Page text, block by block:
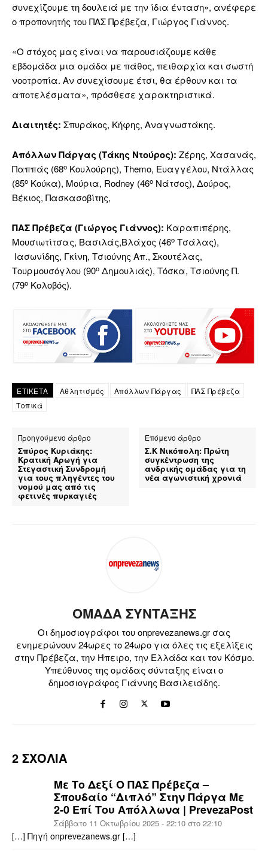
συνεχίζουμε τη δουλειά με την ίδια ένταση», ανέφερε
ο προπονητής του ΠΑΣ Πρέβεζα, Γιώργος Γιάννος.
«Ο στόχος μας είναι να παρουσιάζουμε κάθε
εβδομάδα μια ομάδα με πάθος, πειθαρχία και σωστή
νοοτροπία. Αν συνεχίσουμε έτσι, θα έρθουν και τα
αποτελέσματα», πρόσθεσε χαρακτηριστικά.
Διαιτητές: Σπυράκος, Κήφης, Αναγνωστάκης.
Απόλλων Πάργας (Τάκης Ντούρος): Ζέρης, Χασανάς,
Παππάς (68ο Κουλούρης), Themo, Ευαγγέλου, Ντάλλας
(85ο Κούκα), Μούρια, Rodney (46ο Νάτσος), Δούρος,
Βέκιος, Πασκασοβίτης,
ΠΑΣ Πρέβεζα (Γιώργος Γιάννος): Καραπιπέρης,
Μουσιωτίτσας, Βασιλάς,Βλάχος (46ο Τσάλας),
Ιασωνίδης, Γκίνη, Τσιούνης Απ., Σκουτέλας,
Τουρμουσόγλου (90ο Δημουλιάς), Τόσκα, Τσιούνης Π.
(79ο Κολοβός).
ΕΤΙΚΕΤΑ Αθλητισμός Απόλλων Πάργας
ΠΑΣ Πρέβεζα
Τοπικά
Προηγούμενο άρθρο
Σπύρος Κυριάκης:
Κρατική Αρωγή για
Στεγαστική Συνδρομή
για τους πληγέντες του
νομού μας από τις
φετινές πυρκαγιές
Επόμενο άρθρο
Σ.Κ Νικόπολη: Πρώτη
συγκέντρωση της
ανδρικής ομάδας για τη
νέα αγωνιστική χρονιά
ΟΜΑΔΑ ΣΥΝΤΑΞΗΣ
Οι δημοσιογράφοι του onprevezanews.gr σας
ενημερώνουν 24ωρες το 24ωρο για όλες τις εξελίξεις
στην Πρέβεζα, την Ήπειρο, την Ελλάδα και τον Κόσμο.
Υπεύθυνος της ομάδας σύνταξης είναι ο
δημοσιογράφος Γιάννης Βασιλειάδης.
2 ΣΧΟΛΙΑ
Με Το Δεξί Ο ΠΑΣ Πρέβεζα –
Σπουδαίο “διπλό” Στην Πάργα Με
2-0 Επί Του Απόλλωνα | PrevezaPost
Σάββατο 11 Οκτωβρίου 2025 - 22:10 στο 22:10
[…] Πηγή onprevezanews.gr […]